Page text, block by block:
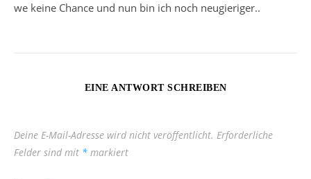
we keine Chance und nun bin ich noch neugieriger..
EINE ANTWORT SCHREIBEN
Deine E-Mail-Adresse wird nicht veröffentlicht. Erforderliche
Felder sind mit * markiert